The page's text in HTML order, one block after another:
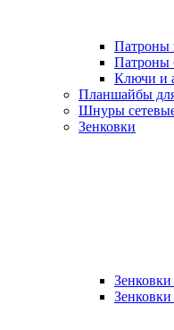
Патроны
Патроны
Ключи и
Планшайбы
Шнуры
Зенковки